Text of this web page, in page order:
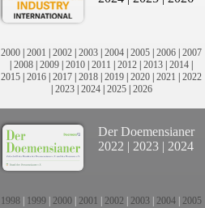
2000 | 2001 | 2002 | 2003 | 2004 | 2005 | 2006 | 2007
| 2008 | 2009 | 2010 | 2011 | 2012 | 2013 | 2014 |
2015 | 2016 | 2017 | 2018 | 2019 | 2020 | 2021 | 2022
| 2023| 2024| 2025| 2026
Der Doemensianer
2022 | 2023 | 2024
1998 1999 2000 2001 2002 2003 2004 2005